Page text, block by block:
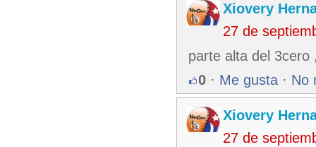
Xiovery
27 de
parte alta del 3cero
0 · Me gusta · No
Xiovery
27 de